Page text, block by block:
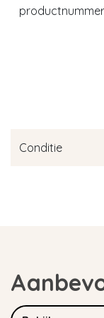
Conditie